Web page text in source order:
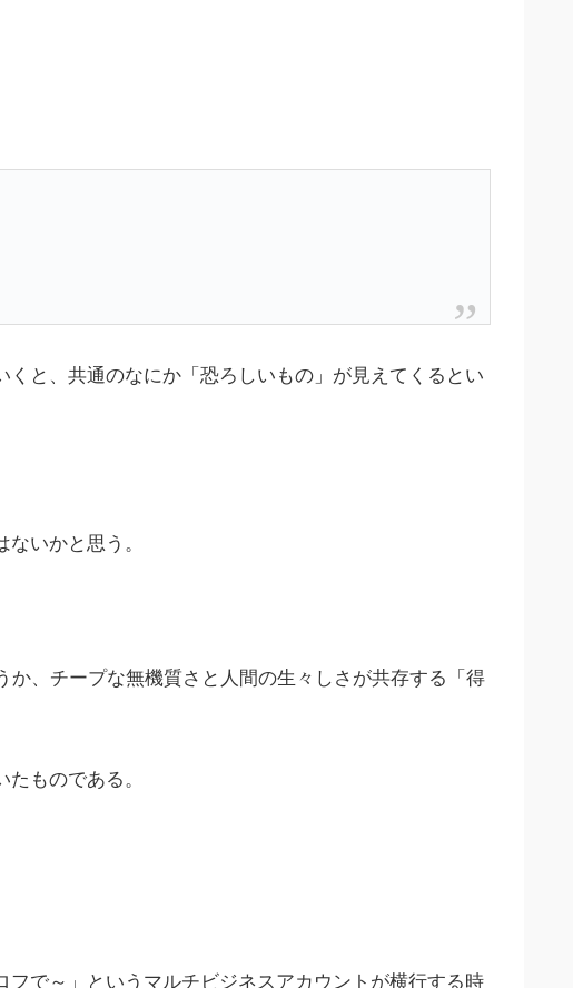
と、共通のなにか「恐ろしいもの」が見えてくるとい
いかと思う。
、チープな無機質さと人間の生々しさが共存する「得
ものである。
で～」というマルチビジネスアカウントが横行する時